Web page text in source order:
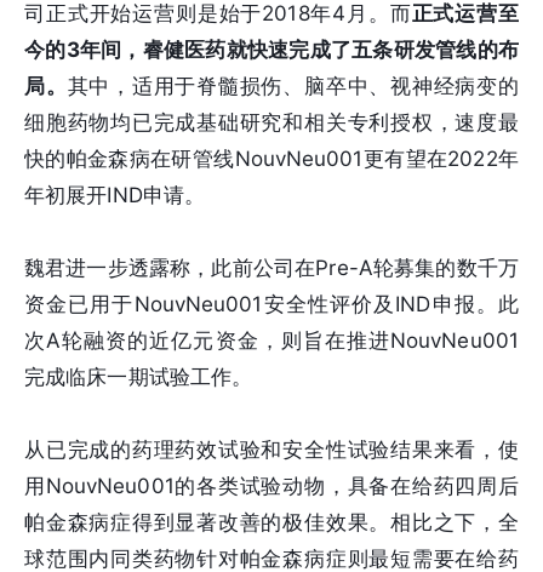
司正式开始运营则是始于2018年4月。而正式运营至
今的3年间，睿健医药就快速完成了五条研发管线的布
局。 其中，适用于脊髓损伤、脑卒中、视神经病变的
细胞药物均已完成基础研究和相关专利授权，速度最
快的帕金森病在研管线NouvNeu001更有望在2022年
年初展开IND申请。
魏君进一步透露称，此前公司在Pre-A轮募集的数千万
资金已用于NouvNeu001安全性评价及IND申报。此
次A轮融资的近亿元资金，则旨在推进NouvNeu001
完成临床一期试验工作。
从已完成的药理药效试验和安全性试验结果来看，使
用NouvNeu001的各类试验动物，具备在给药四周后
帕金森病症得到显著改善的极佳效果。相比之下，全
球范围内同类药物针对帕金森病症则最短需要在给药